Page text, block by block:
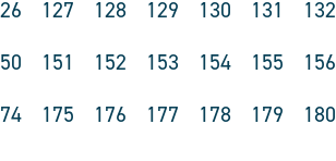
127 128 129 130 131 132
151 152 153 154 155 156
175 176 177 178 179 180